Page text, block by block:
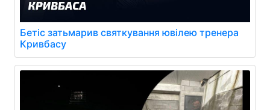
Бетіс затьмарив святкування ювілею тренера
Кривбасу